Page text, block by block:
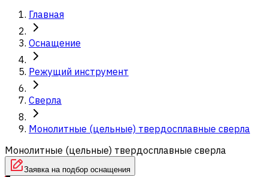
Главная
Оснащение
Режущий инструмент
Сверла
Монолитные (цельные) твердосплавные сверла
Монолитные (цельные) твердосплавные сверла
Заявка на подбор оснащения